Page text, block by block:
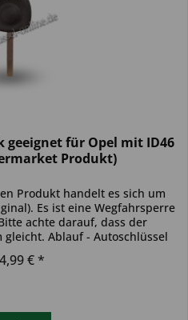
geeignet für Opel mit ID46
Produkt)
Produkt handelt es sich um
Es ist eine Wegfahrsperre
achte darauf, dass der
Ablauf - Autoschlüssel
€ *